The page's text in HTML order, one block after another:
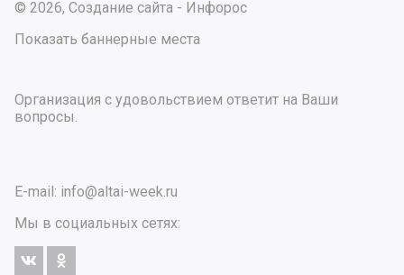
© 2026, Создание сайта - Инфорос
Показать баннерные места
Организация с удовольствием ответит на Ваши
вопросы.
E-mail: info@altai-week.ru
Мы в социальных сетях: